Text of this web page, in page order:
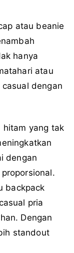
atau beanie
hanya
atau
dengan
hitam yang tak
dengan
backpack
pria
Dengan
standout